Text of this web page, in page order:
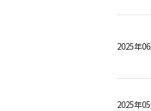
2025年
2025年